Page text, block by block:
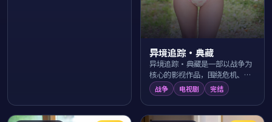
异境追踪·典藏
异境追踪·典藏是一部以战争为
核心的影视作品，围绕危机、反
转与人物成长展开，整体节奏紧
凑，值得推荐观看。
战争 电视剧 完结